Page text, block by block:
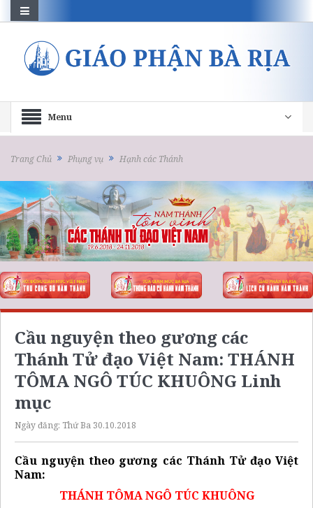
Menu
Trang Chủ Phụng vụ Hạnh các Thánh
Cầu nguyện theo gương các
Thánh Tử đạo Việt Nam: THÁNH
TÔMA NGÔ TÚC KHUÔNG Linh
mục
Ngày đăng: Thứ Ba 30.10.2018
Cầu nguyện theo gương các Thánh Tử đạo Việt
Nam:
THÁNH TÔMA NGÔ TÚC KHUÔNG